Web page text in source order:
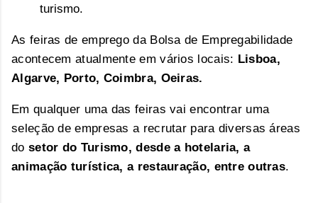
turismo.
As feiras de emprego da Bolsa de Empregabilidade
acontecem atualmente em vários locais: Lisboa,
Algarve, Porto, Coimbra, Oeiras.
Em qualquer uma das feiras vai encontrar uma
seleção de empresas a recrutar para diversas áreas
do setor do Turismo, desde a hotelaria, a
animação turística, a restauração, entre outras.